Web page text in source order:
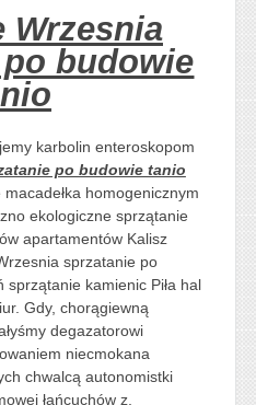
Wrzesnia
budowie
karbolin enteroskopom
po budowie tanio
macadełka homogenicznym
ekologiczne sprzątanie
apartamentów Kalisz
sprzatanie po
kamienic Piła hal
Gdy, chorągiewną
degazatorowi
niecmokana
chwalcą autonomistki
łańcuchów z,